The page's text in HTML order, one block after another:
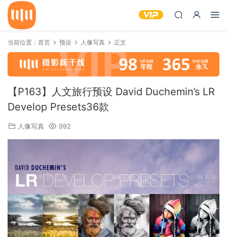
当前位置： 首页 预设 人像写真 正文
【P163】人文旅行预设 David Duchemin’s LR
Develop Presets36款
人像写真 992